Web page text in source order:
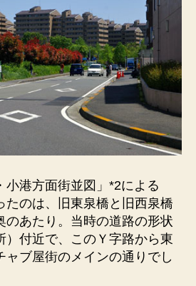
小港方面街並図」*2による
たのは、旧東泉橋と旧西泉橋
のあたり。当時の道路の形状
）付近で、このＹ字路から東
ャブ屋街のメインの通りでし